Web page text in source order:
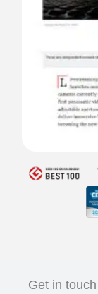
Get in touch